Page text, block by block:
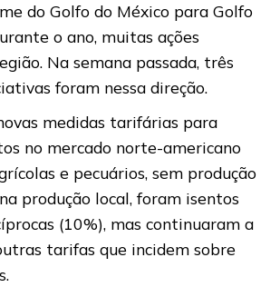
do Golfo do México para Golfo
o ano, muitas ações
Na semana passada, três
foram nessa direção.
medidas tarifárias para
no mercado norte-americano
e pecuários, sem produção
produção local, foram isentos
(10%), mas continuaram a
tarifas que incidem sobre